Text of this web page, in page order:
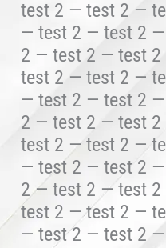
test 2 — test 2 —
— test 2 — test 2
2 — test 2 — test
test 2 — test 2 —
— test 2 — test 2
2 — test 2 — test
test 2 — test 2 —
— test 2 — test 2
2 — test 2 — test
test 2 — test 2 —
— test 2 — test 2